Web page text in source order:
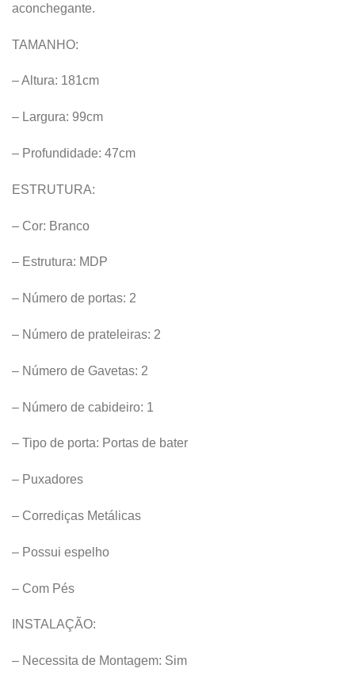
aconchegante.
TAMANHO:
– Altura: 181cm
– Largura: 99cm
– Profundidade: 47cm
ESTRUTURA:
– Cor: Branco
– Estrutura: MDP
– Número de portas: 2
– Número de prateleiras: 2
– Número de Gavetas: 2
– Número de cabideiro: 1
– Tipo de porta: Portas de bater
– Puxadores
– Corrediças Metálicas
– Possui espelho
– Com Pés
INSTALAÇÃO:
– Necessita de Montagem: Sim